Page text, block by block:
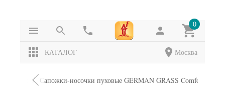
0
КАТАЛОГ Москва
Сапожки-носочки пуховые GERMAN GRASS Comfort Socks